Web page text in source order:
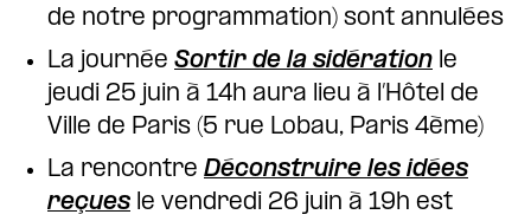
de notre programmation) sont annulées
La journée Sortir de la sidération le
jeudi 25 juin à 14h aura lieu à l’Hôtel de
Ville de Paris (5 rue Lobau, Paris 4ème)
La rencontre Déconstruire les idées
reçues le vendredi 26 juin à 19h est